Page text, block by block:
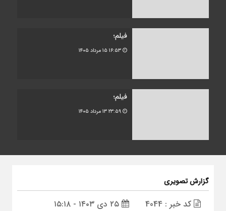
فیلم؛
۱۵ مرداد ۱۴۰۵
فیلم؛
۱۳ مرداد ۱۴۰۵
گزارش تصویری
کد خبر : 4044